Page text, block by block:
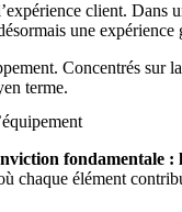
client.
une
Concentrés sur
terme.
fondamentale :
chaque élément